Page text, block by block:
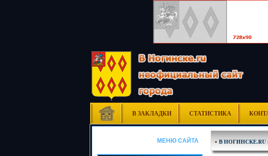
В ЗАКЛАДКИ СТАТИСТИКА
МЕНЮ САЙТА • В НОГИНСКЕ.RU